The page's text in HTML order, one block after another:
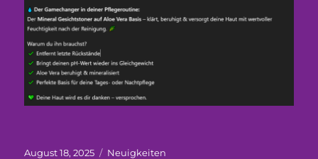
Veröffentlicht
August 18, 2025 Kategorien
Neuigkeiten